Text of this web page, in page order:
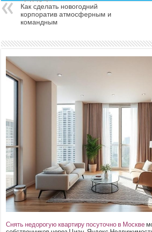
Как сделать новогодний
корпоратив атмосферным и
командным
Снять недорогую квартиру посуточно в Москве